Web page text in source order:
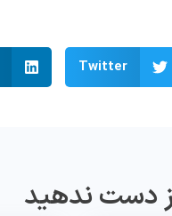
Twitter
دست ندهید